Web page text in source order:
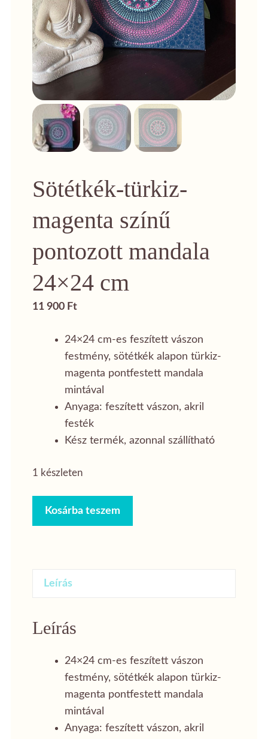
Sötétkék-türkiz-
magenta színű
pontozott mandala
24×24 cm
11 900 Ft
24×24 cm-es feszített vászon
festmény, sötétkék alapon türkiz-
magenta pontfestett mandala
mintával
Anyaga: feszített vászon, akril
festék
Kész termék, azonnal szállítható
1 készleten
Sötétkék-
mandala
cm
Kosárba teszem
Leírás
Leírás
24×24 cm-es feszített vászon
festmény, sötétkék alapon türkiz-
magenta pontfestett mandala
mintával
Anyaga: feszített vászon, akril